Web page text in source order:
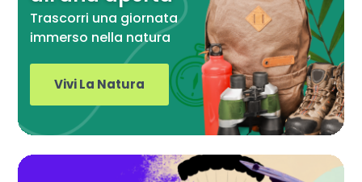
Trascorri una giornata
immerso nella natura
Vivi La Natura